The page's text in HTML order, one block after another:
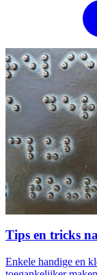
Tips en tricks
Enkele handige en